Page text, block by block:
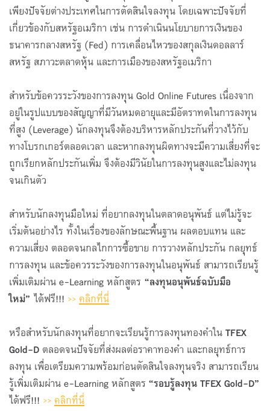
เพียงปัจจัยต่างประเทศในการตัดสินใจลงทุน โดยเฉพาะปัจจัยที่
เกี่ยวข้องกับสหรัฐอเมริกา เช่น การดำเนินนโยบายการเงินของ
ธนาคารกลางสหรัฐ (Fed) การเคลื่อนไหวของสกุลเงินดอลลาร์
สหรัฐ สภาวะตลาดหุ้น และการเมืองของสหรัฐอเมริกา
สำหรับข้อควรระวังของการลงทุน Gold Online Futures เนื่องจาก
อยู่ในรูปแบบของสัญญาที่มีวันหมดอายุและมีอัตราทดในการลงทุน
ที่สูง (Leverage) นักลงทุนจึงต้องบริหารหลักประกันที่วางไว้กับ
ทางโบรกเกอร์ตลอดเวลา และหากลงทุนผิดทางจะมีความเสี่ยงที่จะ
ถูกเรียกหลักประกันเพิ่ม จึงต้องมีวินัยในการลงทุนสูงและไม่ลงทุน
จนเกินตัว
สำหรับนักลงทุนมือใหม่ ที่อยากลงทุนในตลาดอนุพันธ์ แต่ไม่รู้จะ
เริ่มต้นอย่างไร ทั้งในเรื่องของลักษณะพื้นฐาน ผลตอบแทน และ
ความเสี่ยง ตลอดจนกลไกการซื้อขาย การวางหลักประกัน กลยุทธ์
การลงทุน และข้อควรระวังของการลงทุนในอนุพันธ์ สามารถเรียนรู้
เพิ่มเติมผ่าน e-Learning หลักสูตร “ลงทุนอนุพันธ์ฉบับมือ
ใหม่” ได้ฟรี!!! >>คลิกที่นี่
หรือสำหรับนักลงทุนที่อยากจะเรียนรู้การลงทุนทองคำในTFEX
Gold-D ตลอดจนปัจจัยที่ส่งผลต่อราคาทองคำ และกลยุทธ์การ
ลงทุน เพื่อเตรียมความพร้อมก่อนตัดสินใจลงทุนจริง สามารถเรียน
รู้เพิ่มเติมผ่าน e-Learning หลักสูตร “รอบรู้ลงทุนTFEX Gold-D”
ได้ฟรี!!! >>คลิกที่นี่